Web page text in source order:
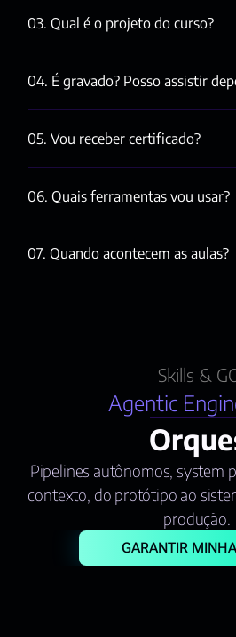
03. Qual é o projeto do curso?
04. É gravado? Posso assistir
05. Vou receber certificado?
06. Quais ferramentas vou usar?
07. Quando acontecem as aulas?
Skills &
Agentic
Pipelines autônomos, system
contexto, do protótipo ao
produção.
GARANTIR